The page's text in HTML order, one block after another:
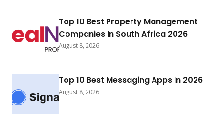
Top 10 Best Property Management
Companies In South Africa 2026
August 8, 2026
Top 10 Best Messaging Apps In 2026
August 8, 2026